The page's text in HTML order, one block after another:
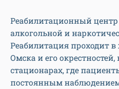
Реабилитационный
алкогольной и
Реабилитация проходит
Омска и его
стационарах, где
постоянным